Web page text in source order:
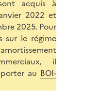
acquis à
2022 et
2025. Pour
sur le régime
il
au BOI-